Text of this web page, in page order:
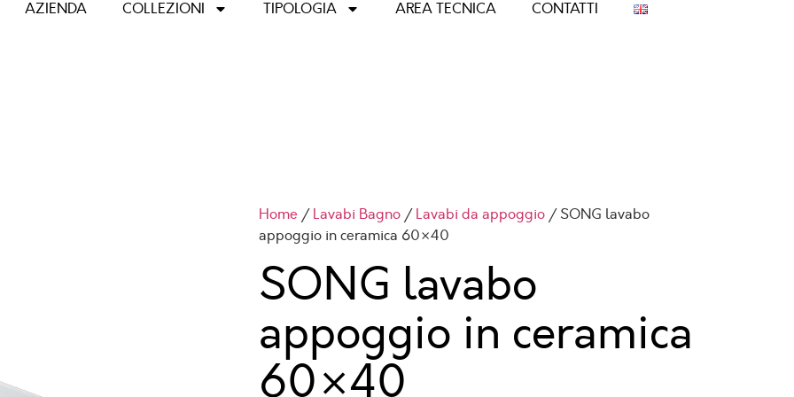
AZIENDA COLLEZIONI TIPOLOGIA AREA TECNICA CONTATTI
Home /Lavabi Bagno/Lavabi da appoggio/ SONG lavabo
appoggio in ceramica 60×40
SONG lavabo
appoggio in ceramica
60×40